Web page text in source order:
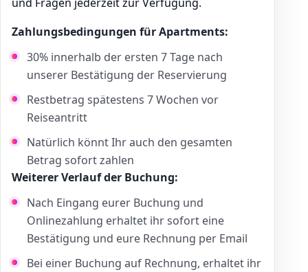
Zahlungsbedingungen für Apartments:
30% innerhalb der ersten 7 Tage nach
unserer Bestätigung der Reservierung
Restbetrag spätestens 7 Wochen vor
Reiseantritt
Natürlich könnt Ihr auch den gesamten
Betrag sofort zahlen
Weiterer Verlauf der Buchung:
Nach Eingang eurer Buchung und
Onlinezahlung erhaltet ihr sofort eine
Bestätigung und eure Rechnung per Email
Bei einer Buchung auf Rechnung, erhaltet ihr